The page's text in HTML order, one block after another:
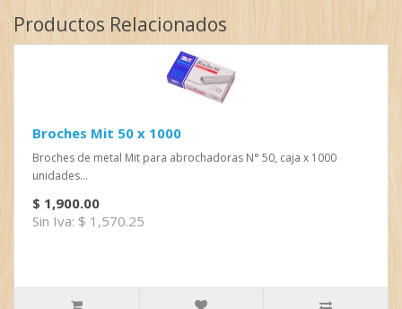
Productos Relacionados
Broches Mit 50 x 1000
Broches de metal Mit para abrochadoras N° 50, caja x 1000
unidades...
$ 1,900.00
Sin Iva: $ 1,570.25